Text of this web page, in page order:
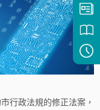
政法規的修正法案，